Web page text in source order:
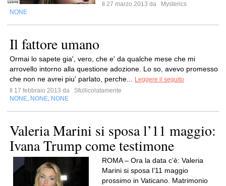
Il 27 marzo 2013 da
Mysterics
NONE
Il fattore umano
Ormai lo sapete gia', vero, che e' da qualche mese che mi
arrovello intorno alla questione adozione. Lo so, avevo promesso
che non ne avrei piu' parlato, perche...
Leggere il seguito
Il 17 febbraio 2013 da
Sfollicolatamente
NONE NONE NONE
Valeria Marini si sposa l’11 maggio:
Ivana Trump come testimone
ROMA – Ora la data c’è: Valeria
Marini si sposa l’11 maggio
prossimo in Vaticano. Matrimonio